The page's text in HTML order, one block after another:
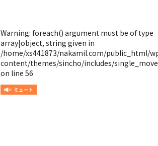
Warning: foreach() argument must be of type
array|object, string given in
/home/xs441873/nakamil.com/public_html/
content/themes/sincho/includes/
on line 56